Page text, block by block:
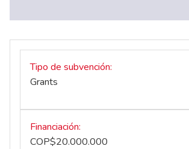
Tipo de subvención
Grants
Financiación
COP$20.000.000